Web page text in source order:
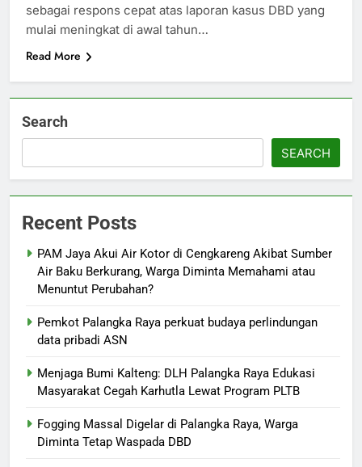
sebagai respons cepat atas laporan kasus DBD yang
mulai meningkat di awal tahun…
Read More
Search
SEARCH
Recent Posts
PAM Jaya Akui Air Kotor di Cengkareng Akibat Sumber
Air Baku Berkurang, Warga Diminta Memahami atau
Menuntut Perubahan?
Pemkot Palangka Raya perkuat budaya perlindungan
data pribadi ASN
Menjaga Bumi Kalteng: DLH Palangka Raya Edukasi
Masyarakat Cegah Karhutla Lewat Program PLTB
Fogging Massal Digelar di Palangka Raya, Warga
Diminta Tetap Waspada DBD